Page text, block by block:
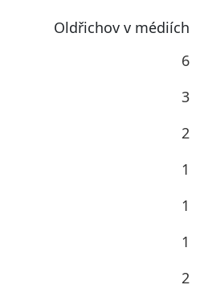
Oldřichov v médiích
6
3
2
1
1
1
2